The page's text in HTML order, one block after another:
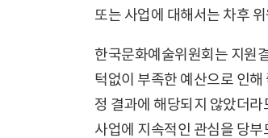
또는 사업에 대해서는 차후
한국문화예술위원회는 지원
턱없이 부족한 예산으로 인
정 결과에 해당되지 않았더
사업에 지속적인 관심을 당